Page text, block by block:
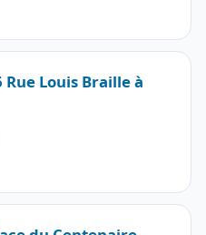
Louis Braille à